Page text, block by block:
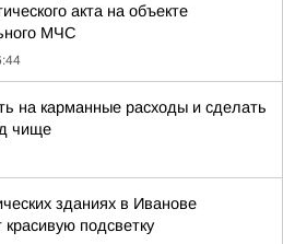
акта на объекте
МЧС
на карманные расходы и сделать
чище
зданиях в Иванове
красивую подсветку